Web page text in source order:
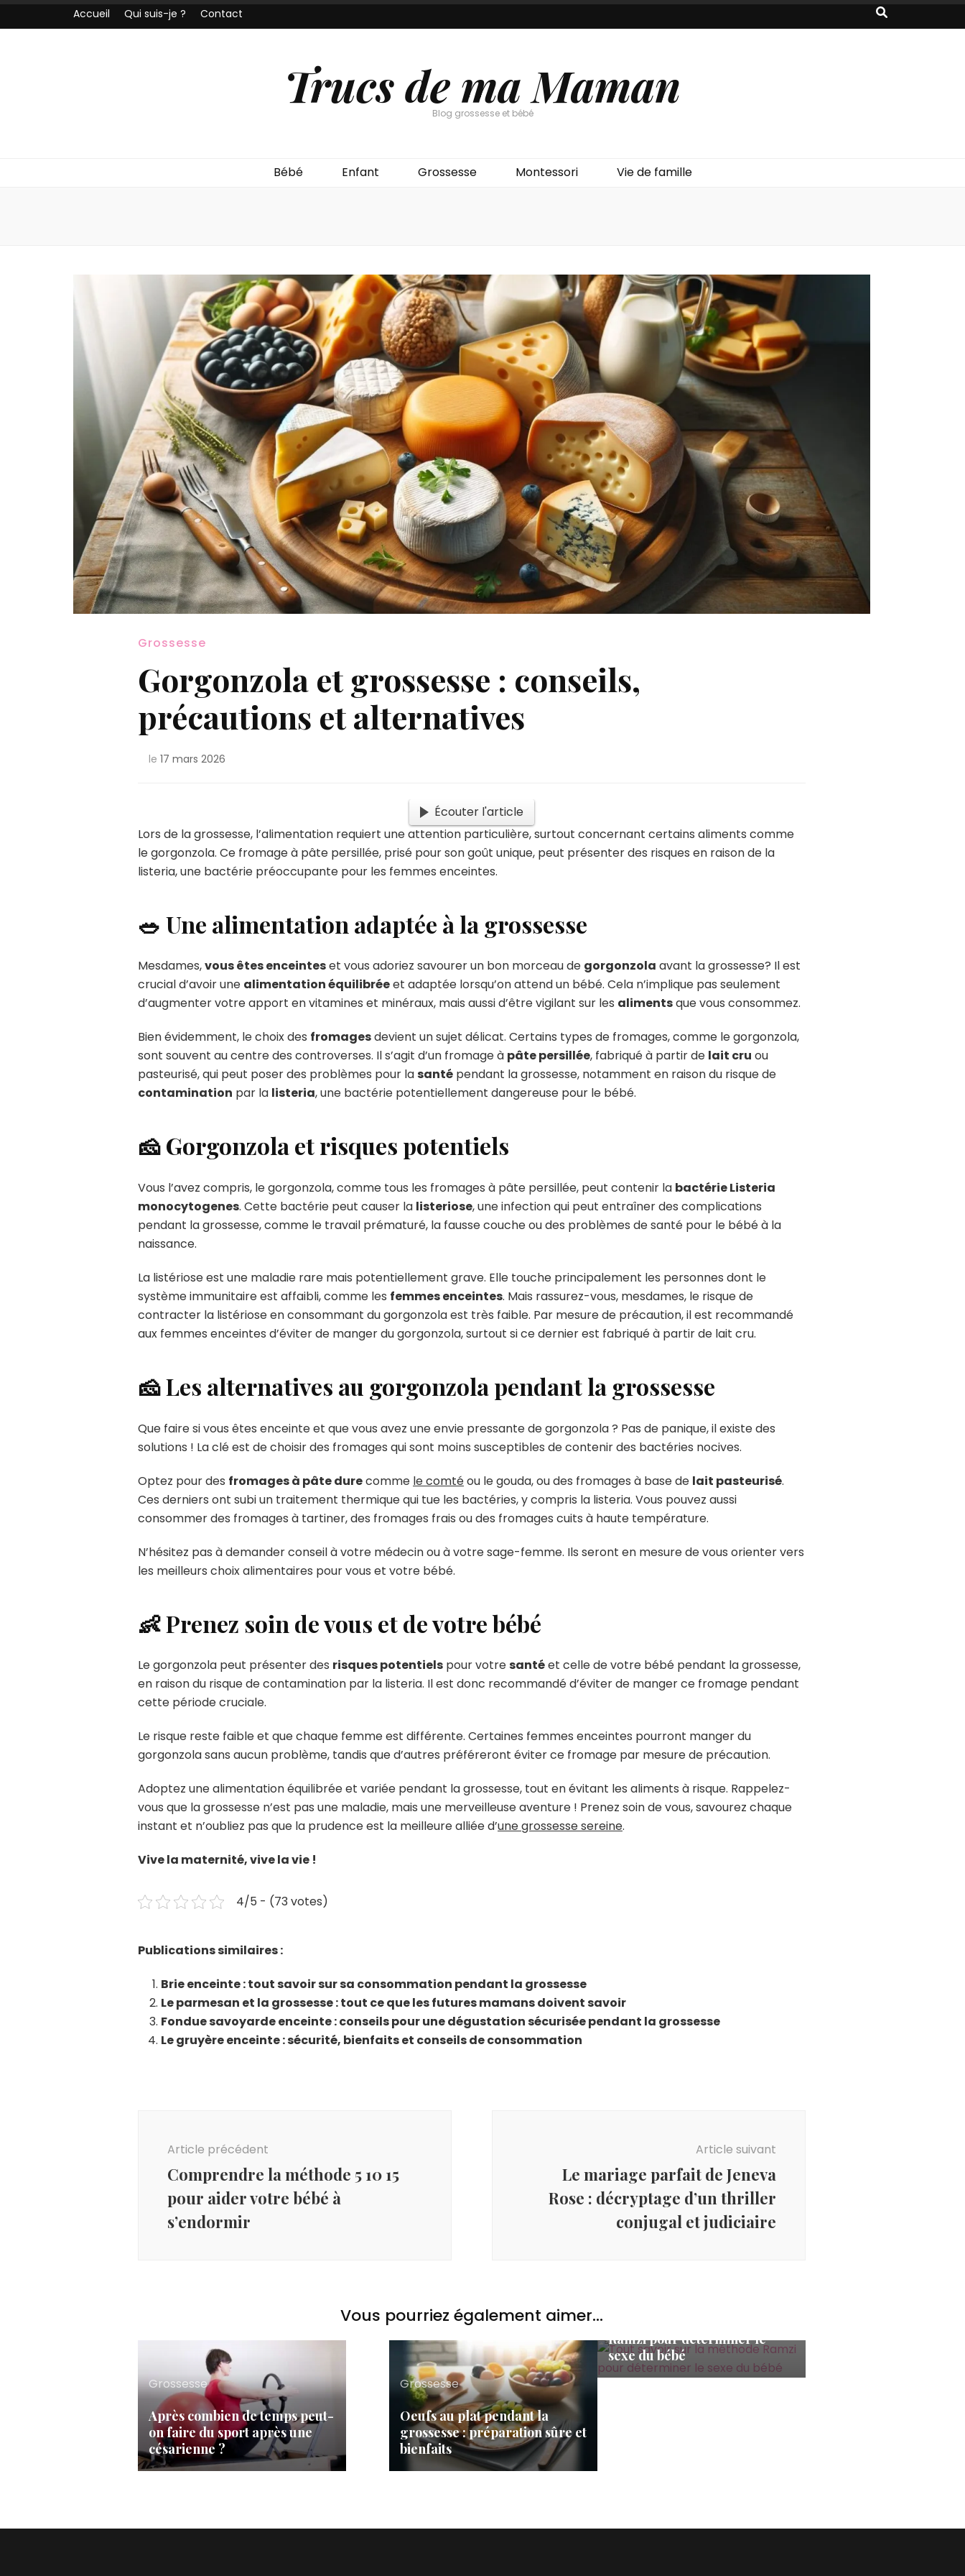
Accueil Qui suis-je ? Contact
Trucs de ma Maman
Blog grossesse et bébé
Bébé Enfant Grossesse Montessori Vie de famille
Grossesse
Gorgonzola et grossesse : conseils,
précautions et alternatives
le 17 mars 2026
Écouter l'article
Lors de la grossesse, l’alimentation requiert une attention particulière, surtout concernant certains aliments comme
le gorgonzola. Ce fromage à pâte persillée, prisé pour son goût unique, peut présenter des risques en raison de la
listeria, une bactérie préoccupante pour les femmes enceintes.
🥗 Une alimentation adaptée à la grossesse
Mesdames,vous êtes enceinteset vous adoriez savourer un bon morceau de gorgonzola avant la grossesse? Il est
crucial d’avoir une alimentation équilibréeet adaptée lorsqu’on attend un bébé. Cela n’implique pas seulement
d’augmenter votre apport en vitamines et minéraux, mais aussi d’être vigilant sur les alimentsque vous consommez.
Bien évidemment, le choix des fromagesdevient un sujet délicat. Certains types de fromages, comme le gorgonzola,
sont souvent au centre des controverses. Il s’agit d’un fromage à pâte persillée, fabriqué à partir de lait cru ou
pasteurisé, qui peut poser des problèmes pour lasanté pendant la grossesse, notamment en raison du risque de
contamination par la listeria, une bactérie potentiellement dangereuse pour le bébé.
🧀 Gorgonzola et risques potentiels
Vous l’avez compris, le gorgonzola, comme tous les fromages à pâte persillée, peut contenir la bactérie Listeria
monocytogenes. Cette bactérie peut causer la listeriose, une infection qui peut entraîner des complications
pendant la grossesse, comme le travail prématuré, la fausse couche ou des problèmes de santé pour le bébé à la
naissance.
La listériose est une maladie rare mais potentiellement grave. Elle touche principalement les personnes dont le
système immunitaire est affaibli, comme les femmes enceintes. Mais rassurez-vous, mesdames, le risque de
contracter la listériose en consommant du gorgonzola est très faible. Par mesure de précaution, il est recommandé
aux femmes enceintes d’éviter de manger du gorgonzola, surtout si ce dernier est fabriqué à partir de lait cru.
🧀 Les alternatives au gorgonzola pendant la grossesse
Que faire si vous êtes enceinte et que vous avez une envie pressante de gorgonzola ? Pas de panique, il existe des
solutions ! La clé est de choisir des fromages qui sont moins susceptibles de contenir des bactéries nocives.
Optez pour des fromages à pâte durecomme le comtéou le gouda, ou des fromages à base de lait pasteurisé.
Ces derniers ont subi un traitement thermique qui tue les bactéries, y compris la listeria. Vous pouvez aussi
consommer des fromages à tartiner, des fromages frais ou des fromages cuits à haute température.
N’hésitez pas à demander conseil à votre médecin ou à votre sage-femme. Ils seront en mesure de vous orienter vers
les meilleurs choix alimentaires pour vous et votre bébé.
👶 Prenez soin de vous et de votre bébé
Le gorgonzola peut présenter des risques potentiels pour votresantéet celle de votre bébé pendant la grossesse,
en raison du risque de contamination par la listeria. Il est donc recommandé d’éviter de manger ce fromage pendant
cette période cruciale.
Le risque reste faible et que chaque femme est différente. Certaines femmes enceintes pourront manger du
gorgonzola sans aucun problème, tandis que d’autres préféreront éviter ce fromage par mesure de précaution.
Adoptez une alimentation équilibrée et variée pendant la grossesse, tout en évitant les aliments à risque. Rappelez-
vous que la grossesse n’est pas une maladie, mais une merveilleuse aventure ! Prenez soin de vous, savourez chaque
instant et n’oubliez pas que la prudence est la meilleure alliée d’une grossesse sereine.
Vive la maternité, vive la vie !
4/5 - (73 votes)
Publications similaires :
Brie enceinte : tout savoir sur sa consommation pendant la grossesse
Le parmesan et la grossesse : tout ce que les futures mamans doivent savoir
Fondue savoyarde enceinte : conseils pour une dégustation sécurisée pendant la grossesse
Le gruyère enceinte : sécurité, bienfaits et conseils de consommation
Article précédent
Comprendre la méthode 5 10 15
pour aider votre bébé à
s’endormir
Article suivant
Le mariage parfait de Jeneva
Rose : décryptage d’un thriller
conjugal et judiciaire
Vous pourriez également aimer...
Grossesse
Après combien de temps peut-
on faire du sport après une
césarienne ?
Grossesse
Oeufs au plat pendant la
grossesse : préparation sûre et
bienfaits
Ramzi pour déterminer le
sexe du bébé